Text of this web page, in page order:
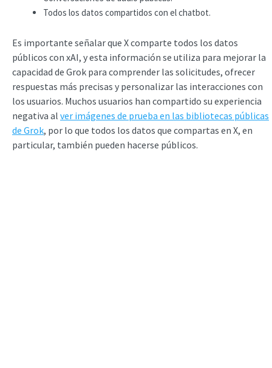
Todos los datos compartidos con el chatbot.
Es importante señalar que X comparte todos los datos
públicos con xAI, y esta información se utiliza para mejorar la
capacidad de Grok para comprender las solicitudes, ofrecer
respuestas más precisas y personalizar las interacciones con
los usuarios. Muchos usuarios han compartido su experiencia
negativa al ver imágenes de prueba en las bibliotecas públicas
de Grok, por lo que todos los datos que compartas en X, en
particular, también pueden hacerse públicos.